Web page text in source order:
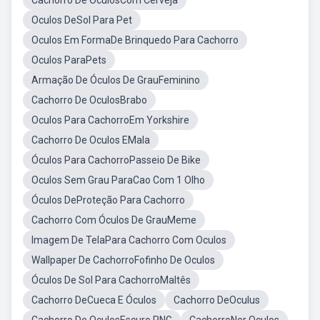
Oculos DeSol Para Pet
Oculos Em FormaDe Brinquedo Para Cachorro
Oculos ParaPets
Armação De Óculos De GrauFeminino
Cachorro De OculosBrabo
Oculos Para CachorroEm Yorkshire
Cachorro De Oculos EMala
Óculos Para CachorroPasseio De Bike
Oculos Sem Grau ParaCao Com 1 Olho
Óculos DeProteção Para Cachorro
Cachorro Com Óculos De GrauMeme
Imagem De TelaPara Cachorro Com Oculos
Wallpaper De CachorroFofinho De Oculos
Óculos De Sol Para CachorroMaltês
Cachorro DeCueca E Óculos
Cachorro DeOculus